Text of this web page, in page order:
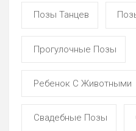
Позы Танцев
Прогулочные Позы
Ребенок С Животными
Свадебные Позы